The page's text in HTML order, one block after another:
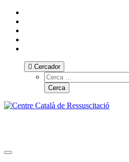
Cercador
Toggle navigation